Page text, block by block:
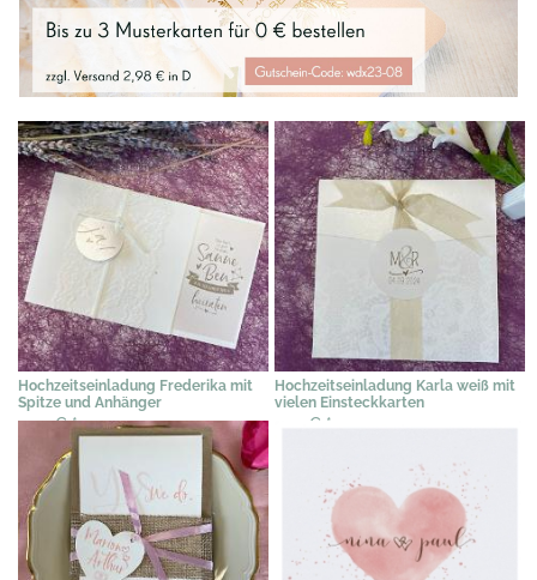
Hochzeitseinladung Frederika mit
Spitze und Anhänger
2,39 €*
Hochzeitseinladung Karla weiß mit
vielen Einsteckkarten
2,19 € *